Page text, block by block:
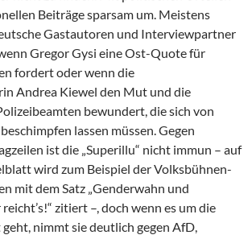
Beiträge sparsam um. Meistens
Gastautoren und Interviewpartner
Gregor Gysi eine Ost-Quote für
fordert oder wenn die
An­drea Kiewel den Mut und die
bewundert, die sich von
lassen müssen. Gegen
ist die „Superillu“ nicht immun – auf
wird zum Beispiel der Volksbühnen-
mit dem Satz „Genderwahn und
zitiert –, doch wenn es um die
nimmt sie deutlich gegen AfD,